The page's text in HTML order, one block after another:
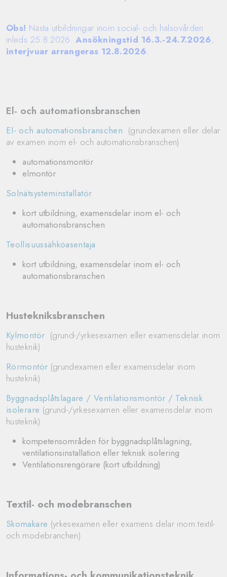
Obs! Nästa utbildningar inom social- och hälsovården
inleds 25.8.2026.Ansökningstid 16.3.-24.7.2026,
interjvuar arrangeras 12.8.2026.
El- och automationsbranschen
El- och automationsbranschen (grundexamen eller delar
av examen inom el- och automationsbranschen)
automationsmontör
elmontör
Solnätsysteminstallatör
kort utbildning, examensdelar inom el- och
automationsbranschen
Teollisuussähköasentaja
kort utbildning, examensdelar inom el- och
automationsbranschen
Hustekniksbranschen
Kylmontör (grund-/yrkesexamen eller examensdelar inom
husteknik)
Rörmontör (grundexamen eller examensdelar inom
husteknik)
Byggnadsplåtslagare / Ventilationsmontör / Teknisk
isolerare (grund-/yrkesexamen eller examensdelar inom
husteknik)
kompetensområden för byggnadsplåtslagning,
ventilationsinstallation eller teknisk isolering
Ventilationsrengörare (kort utbildning)
Textil- och modebranschen
Skomakare (yrkesexamen eller examens delar inom textil-
och modebranchen)